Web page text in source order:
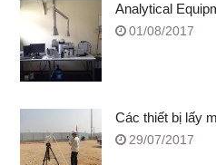
Analytical
01/08/2017
Các thiết bị lấy
29/07/2017